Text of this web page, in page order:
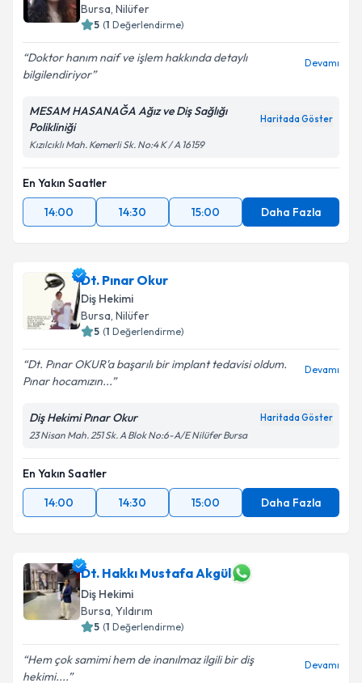
Bursa, Nilüfer
5 (1 Değerlendirme)
Doktor hanım naif ve işlem hakkında detaylı
bilgilendiriyor
Devamı
MESAM HASANAĞA Ağız ve Diş Sağlığı
Polikliniği
Haritada Göster
Kızılcıklı Mah. Kemerli Sk. No:4 K / A 16159
En Yakın Saatler
14:00
14:30 15:00 Daha Fazla
Dt. Pınar Okur
Diş Hekimi
Bursa, Nilüfer
5 (1 Değerlendirme)
Dt. Pınar OKUR'a başarılı bir implant tedavisi oldum.
Pınar hocamızın...
Devamı
Diş Hekimi Pınar Okur Haritada Göster
23 Nisan Mah. 251 Sk. A Blok No:6-A/E Nilüfer Bursa
En Yakın Saatler
14:00
14:30 15:00 Daha Fazla
Dt. Hakkı Mustafa Akgül
Diş Hekimi
Bursa, Yıldırım
5 (1 Değerlendirme)
Hem çok samimi hem de inanılmaz ilgili bir diş
hekimi....
Devamı